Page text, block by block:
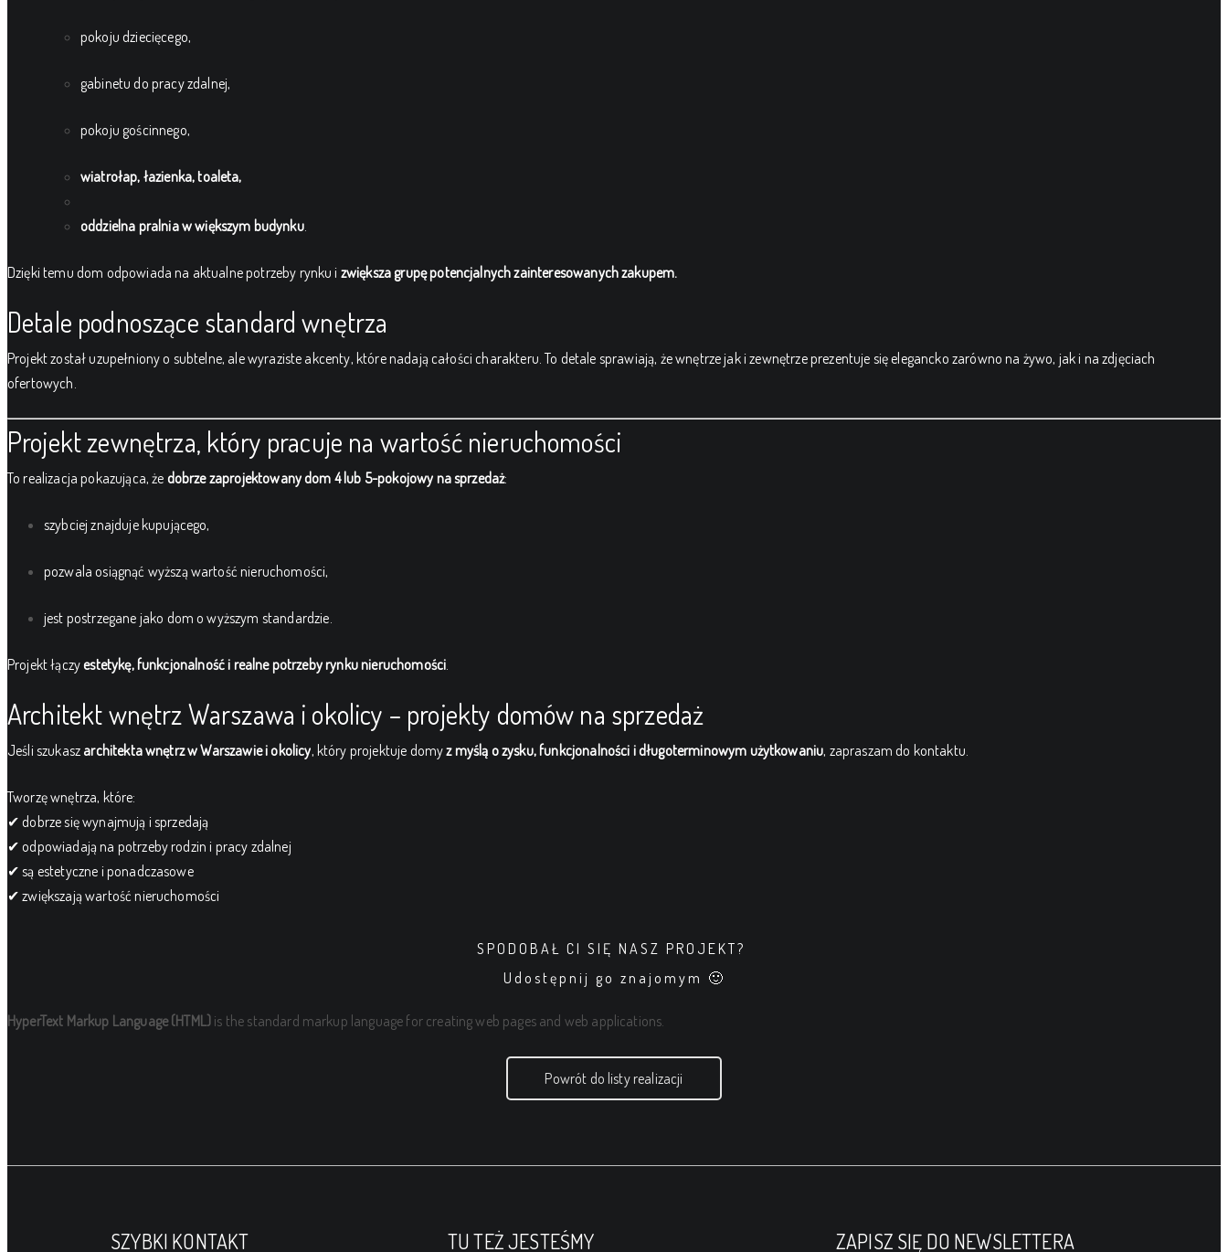
pokoju dziecięcego,
gabinetu do pracy zdalnej,
pokoju gościnnego,
wiatrołap, łazienka, toaleta,
oddzielna pralnia w większym budynku.
Dzięki temu dom odpowiada na aktualne potrzeby rynku i zwiększa grupę potencjalnych zainteresowanych zakupem.
Detale podnoszące standard wnętrza
Projekt został uzupełniony o subtelne, ale wyraziste akcenty, które nadają całości charakteru.To detale sprawiają, że wnętrze jak i zewnętrze prezentuje się elegancko zarówno na żywo, jak i na zdjęciach
ofertowych.
Projekt zewnętrza, który pracuje na wartość nieruchomości
To realizacja pokazująca, że dobrze zaprojektowany dom 4 lub 5-pokojowy na sprzedaż:
szybciej znajduje kupującego,
pozwala osiągnąć wyższą wartość nieruchomości,
jest postrzegane jako dom o wyższym standardzie.
Projekt łączyestetykę, funkcjonalność i realne potrzeby rynku nieruchomości.
Architekt wnętrz Warszawa i okolicy – projekty domów na sprzedaż
Jeśli szukasz architekta wnętrz w Warszawie i okolicy, który projektuje domyz myślą o zysku, funkcjonalności i długoterminowym użytkowaniu, zapraszam do kontaktu.
Tworzę wnętrza, które:
✔ dobrze się wynajmują i sprzedają
✔ odpowiadają na potrzeby rodzin i pracy zdalnej
✔ są estetyczne i ponadczasowe
✔ zwiększają wartość nieruchomości
SPODOBAŁ CI SIĘ NASZ PROJEKT?
Udostępnij go znajomym 🙂
HyperText Markup Language (HTML) is the standard markup language for creating web pages and web applications.
Powrót do listy realizacji
SZYBKI KONTAKT TU TEŻ JESTEŚMY ZAPISZ SIĘ DO NEWSLETTERA